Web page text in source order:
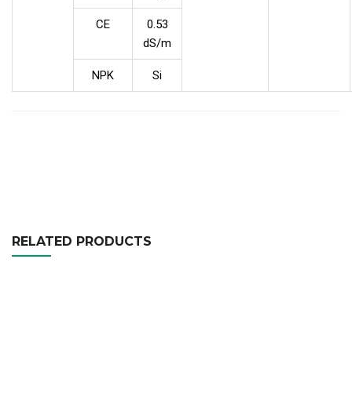
CE
0.53
dS/m
NPK Si
RELATED PRODUCTS